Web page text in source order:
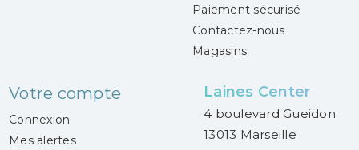
Paiement sécurisé
Contactez-nous
Magasins
Votre compte
Connexion
Mes alertes
Laines Center
4 boulevard Gueidon
13013 Marseille